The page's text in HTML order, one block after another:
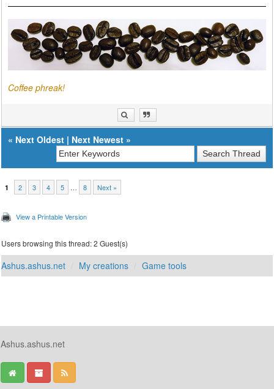
Coffee phreak!
« Next Oldest | Next Newest »
1 2 3 4 5 … 8 Next »
View a Printable Version
Users browsing this thread: 2 Guest(s)
Ashus.ashus.net My creations Game tools
Ashus.ashus.net